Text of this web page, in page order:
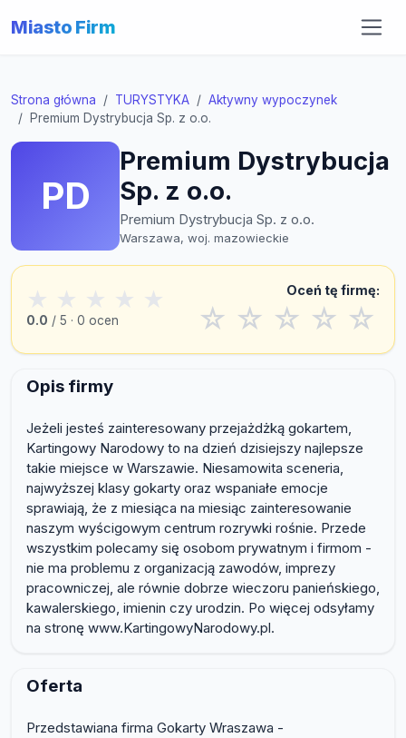
Miasto Firm
Strona główna TURYSTYKA
Aktywny wypoczynek
Premium Dystrybucja Sp. z o.o.
PD
Premium Dystrybucja
Sp. z o.o.
Premium Dystrybucja Sp. z o.o.
Warszawa, woj. mazowieckie
★ ★ ★ ★ ★
0.0 / 5 · 0 ocen
Oceń tę firmę:
☆ ☆ ☆ ☆ ☆
Opis firmy
Jeżeli jesteś zainteresowany przejażdżką gokartem,
Kartingowy Narodowy to na dzień dzisiejszy najlepsze
takie miejsce w Warszawie. Niesamowita sceneria,
najwyższej klasy gokarty oraz wspaniałe emocje
sprawiają, że z miesiąca na miesiąc zainteresowanie
naszym wyścigowym centrum rozrywki rośnie. Przede
wszystkim polecamy się osobom prywatnym i firmom -
nie ma problemu z organizacją zawodów, imprezy
pracowniczej, ale równie dobrze wieczoru panieńskiego,
kawalerskiego, imienin czy urodzin. Po więcej odsyłamy
na stronę www.KartingowyNarodowy.pl.
Oferta
Przedstawiana firma Gokarty Wraszawa -